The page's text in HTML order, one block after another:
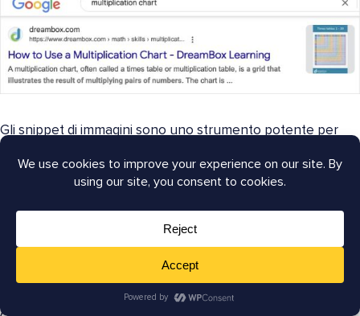
Gli snippet di immagini sono uno strumento potente per
Dopotutto, se ci fosse un risultato di ricerca con
un'immaginepertinentee uno senza, quale sceglieresti?
La risposta è chiara.
E le metriche di traffico lo confermano.
A febbraio, DreamBox ha avuto